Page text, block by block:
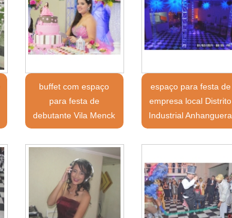
buffet com espaço
para festa de
debutante Vila Menck
espaço para festa de
empresa local Distrito
Industrial Anhanguera